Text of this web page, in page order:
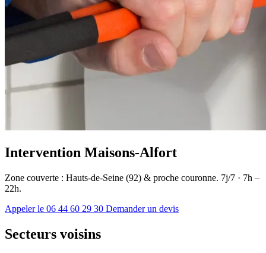
Intervention Maisons-Alfort
Zone couverte : Hauts-de-Seine (92) & proche couronne. 7j/7 · 7h –
22h.
Appeler le 06 44 60 29 30 Demander un devis
Secteurs voisins